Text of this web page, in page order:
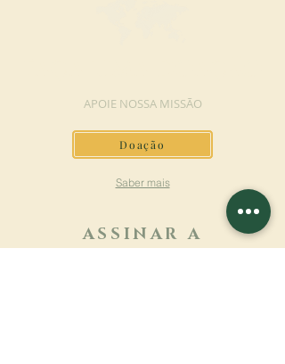
APOIE NOSSA MISSÃO
Doação
Saber mais
ASSINAR A